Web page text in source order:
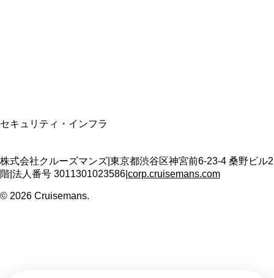
セキュリティ・インフラ
株式会社クルーズマンズ 東京都渋谷区神宮前6-23-4 桑野ビル2
階 法人番号 3011301023586 corp.cruisemans.com
© 2026 Cruisemans.